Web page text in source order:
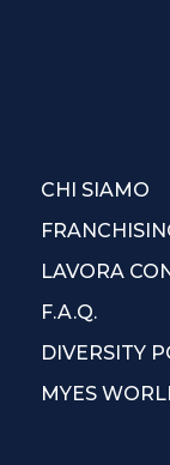
CHI SIAMO
LAVORA
F.A.Q.
DIVERSITY
MYES